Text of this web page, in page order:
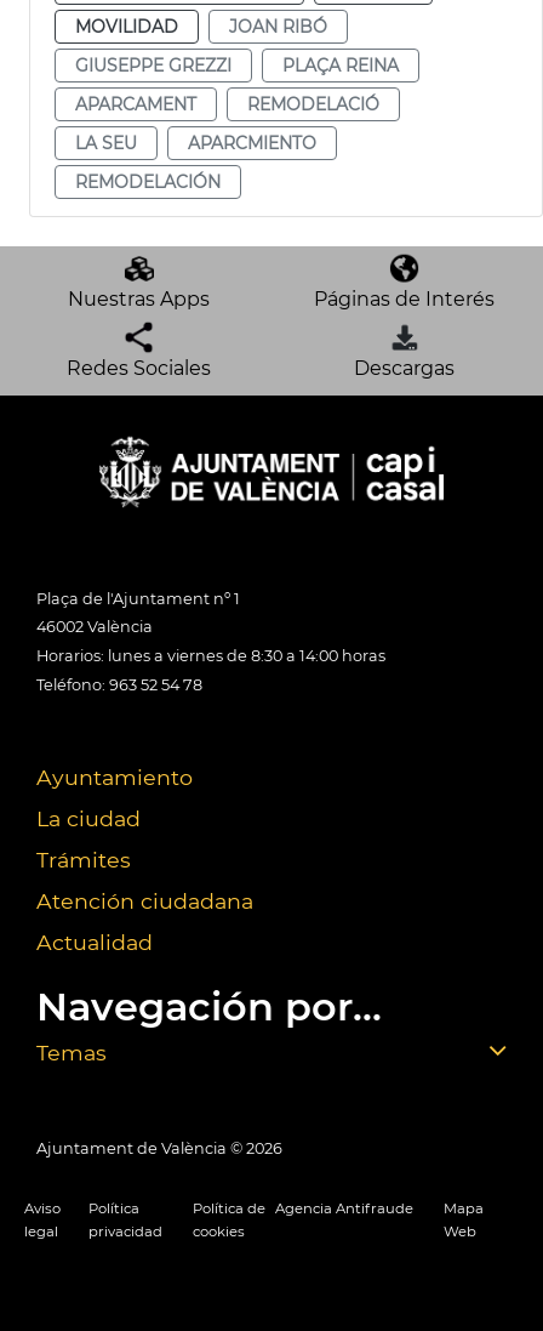
MOVILIDAD
JOAN RIBÓ
GIUSEPPE GREZZI
PLAÇA REINA
APARCAMENT
REMODELACIÓ
LA SEU
APARCMIENTO
REMODELACIÓN
Nuestras Apps Páginas de Interés
Redes Sociales Descargas
Plaça de l'Ajuntament nº 1
46002 València
Horarios: lunes a viernes de 8:30 a 14:00 horas
Teléfono: 963 52 54 78
Ayuntamiento
La ciudad
Trámites
Atención ciudadana
Actualidad
Navegación por...
Temas
Ajuntament de València © 2026
Aviso
legal
Política
privacidad
Política de
cookies
Agencia Antifraude
Mapa
Web